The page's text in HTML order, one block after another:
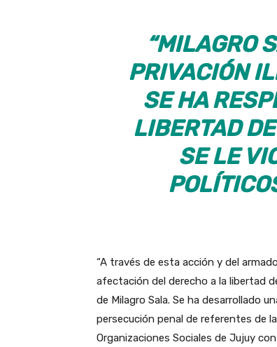
“MILAGRO
PRIVACIÓN
SE HA
LIBERTAD
SE LE
“A través de esta acción y del
afectación del derecho a la libertad
de Milagro Sala. Se ha desarrollado
persecución penal de referentes de
Organizaciones Sociales de Jujuy